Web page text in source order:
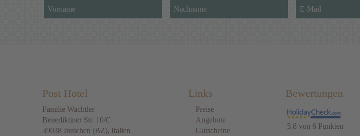
Post Hotel
Familie Wachtler
Benediktiner Str. 10/C
39038 Innichen (BZ), Italien
Links
Preise
Angebote
Gutscheine
Bewertungen
5.8 von 6 Punkten